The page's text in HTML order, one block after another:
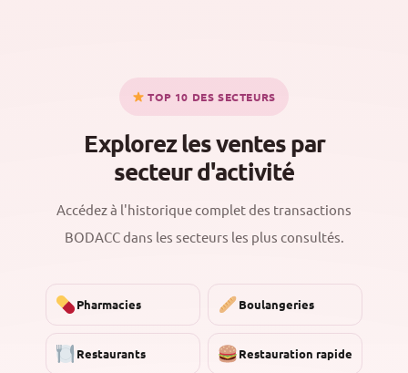
TOP 10 DES SECTEURS
Explorez les ventes par
secteur d'activité
Accédez à l'historique complet des transactions
BODACC dans les secteurs les plus consultés.
Pharmacies Boulangeries
Restaurants Restauration rapide